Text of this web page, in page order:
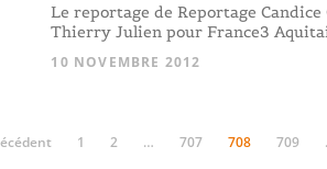
Le reportage de Reportage
Thierry Julien pour France3
10 NOVEMBRE 2012
1 2 … 707 708 709